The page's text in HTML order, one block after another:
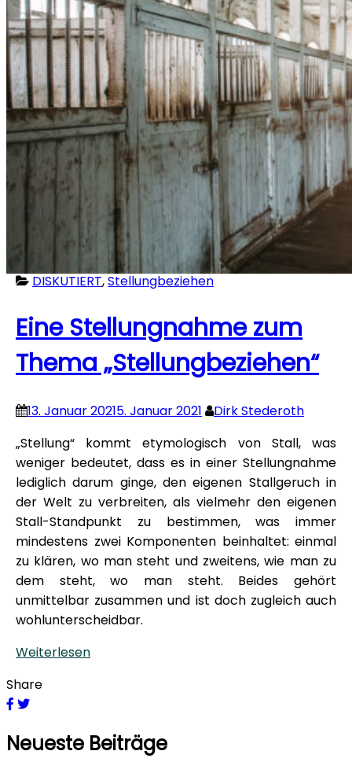
DISKUTIERT,Stellungbeziehen
Eine Stellungnahme zum
Thema „Stellungbeziehen“
13. Januar 20215. Januar 2021
Dirk Stederoth
„Stellung“ kommt etymologisch von Stall, was
weniger bedeutet, dass es in einer Stellungnahme
lediglich darum ginge, den eigenen Stallgeruch in
der Welt zu verbreiten, als vielmehr den eigenen
Stall-Standpunkt zu bestimmen, was immer
mindestens zwei Komponenten beinhaltet: einmal
zu klären, wo man steht und zweitens, wie man zu
dem steht, wo man steht. Beides gehört
unmittelbar zusammen und ist doch zugleich auch
wohlunterscheidbar.
Weiterlesen
Share
Neueste Beiträge